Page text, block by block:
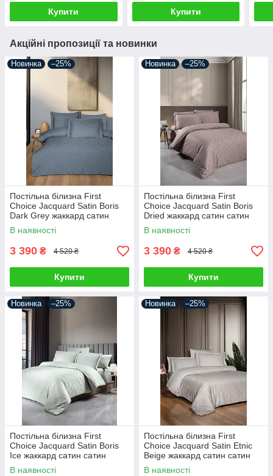
Купити Купити
Акційні пропозиції та новинки
Новинка –25%
Постільна білизна First
Choice Jacquard Satin Boris
Dark Grey жаккард сатин
сатин Туреччина 200х220см
В наявності
3 390 ₴ 4 520 ₴
Купити
Новинка –25%
Постільна білизна First
Choice Jacquard Satin Boris
Dried жаккард сатин сатин
Туреччина 200х220см
В наявності
3 390 ₴ 4 520 ₴
Купити
Новинка –25%
Постільна білизна First
Choice Jacquard Satin Boris
Ice жаккард сатин сатин
Туреччина 200х220см
В наявності
Новинка –25%
Постільна білизна First
Choice Jacquard Satin Etnic
Beige жаккард сатин сатин
Туреччина 200х220см
В наявності